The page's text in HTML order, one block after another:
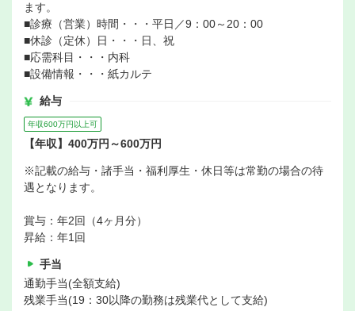
ます。
■診療（営業）時間・・・平日／9：00～20：00
■休診（定休）日・・・日、祝
■応需科目・・・内科
■設備情報・・・紙カルテ
給与
年収600万円以上可
【年収】400万円～600万円
※記載の給与・諸手当・福利厚生・休日等は常勤の場合の待
遇となります。
賞与：年2回（4ヶ月分）
昇給：年1回
手当
通勤手当(全額支給)
残業手当(19：30以降の勤務は残業代として支給)